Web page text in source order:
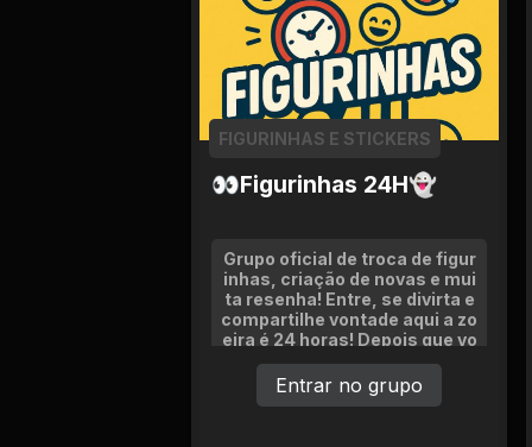
Saúde e Medicina
Tecnologias da
Viagem e Turismo
👀Figurinhas 24H👻
FIGURINHAS E STICKERS
Grupo oficial de troca de figur
inhas, criação de novas e mui
ta resenha! Entre, se divirta e
compartilhe vontade aqui a zo
eira é 24 horas! Depois que vo
cê entrar, dificilmente vai sair
o mesmo #ForaDepressão #S
óAlegria
Entrar no grupo